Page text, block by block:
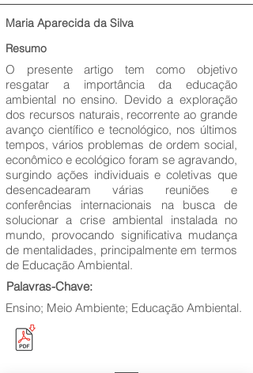
Maria Aparecida da Silva
Resumo
O presente artigo tem como objetivo
resgatar a importância da educação
ambiental no ensino. Devido a exploração
dos recursos naturais, recorrente ao grande
avanço científico e tecnológico, nos últimos
tempos, vários problemas de ordem social,
econômico e ecológico foram se agravando,
surgindo ações individuais e coletivas que
desencadearam várias reuniões e
conferências internacionais na busca de
solucionar a crise ambiental instalada no
mundo, provocando significativa mudança
de mentalidades, principalmente em termos
de Educação Ambiental.
Palavras-Chave:
Ensino; Meio Ambiente; Educação Ambiental.